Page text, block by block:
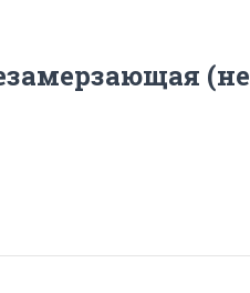
(не